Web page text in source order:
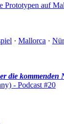
Prototypen auf
· Mallorca ·
die
- Podcast #20